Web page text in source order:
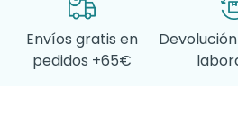
Envíos gratis en
pedidos +65€